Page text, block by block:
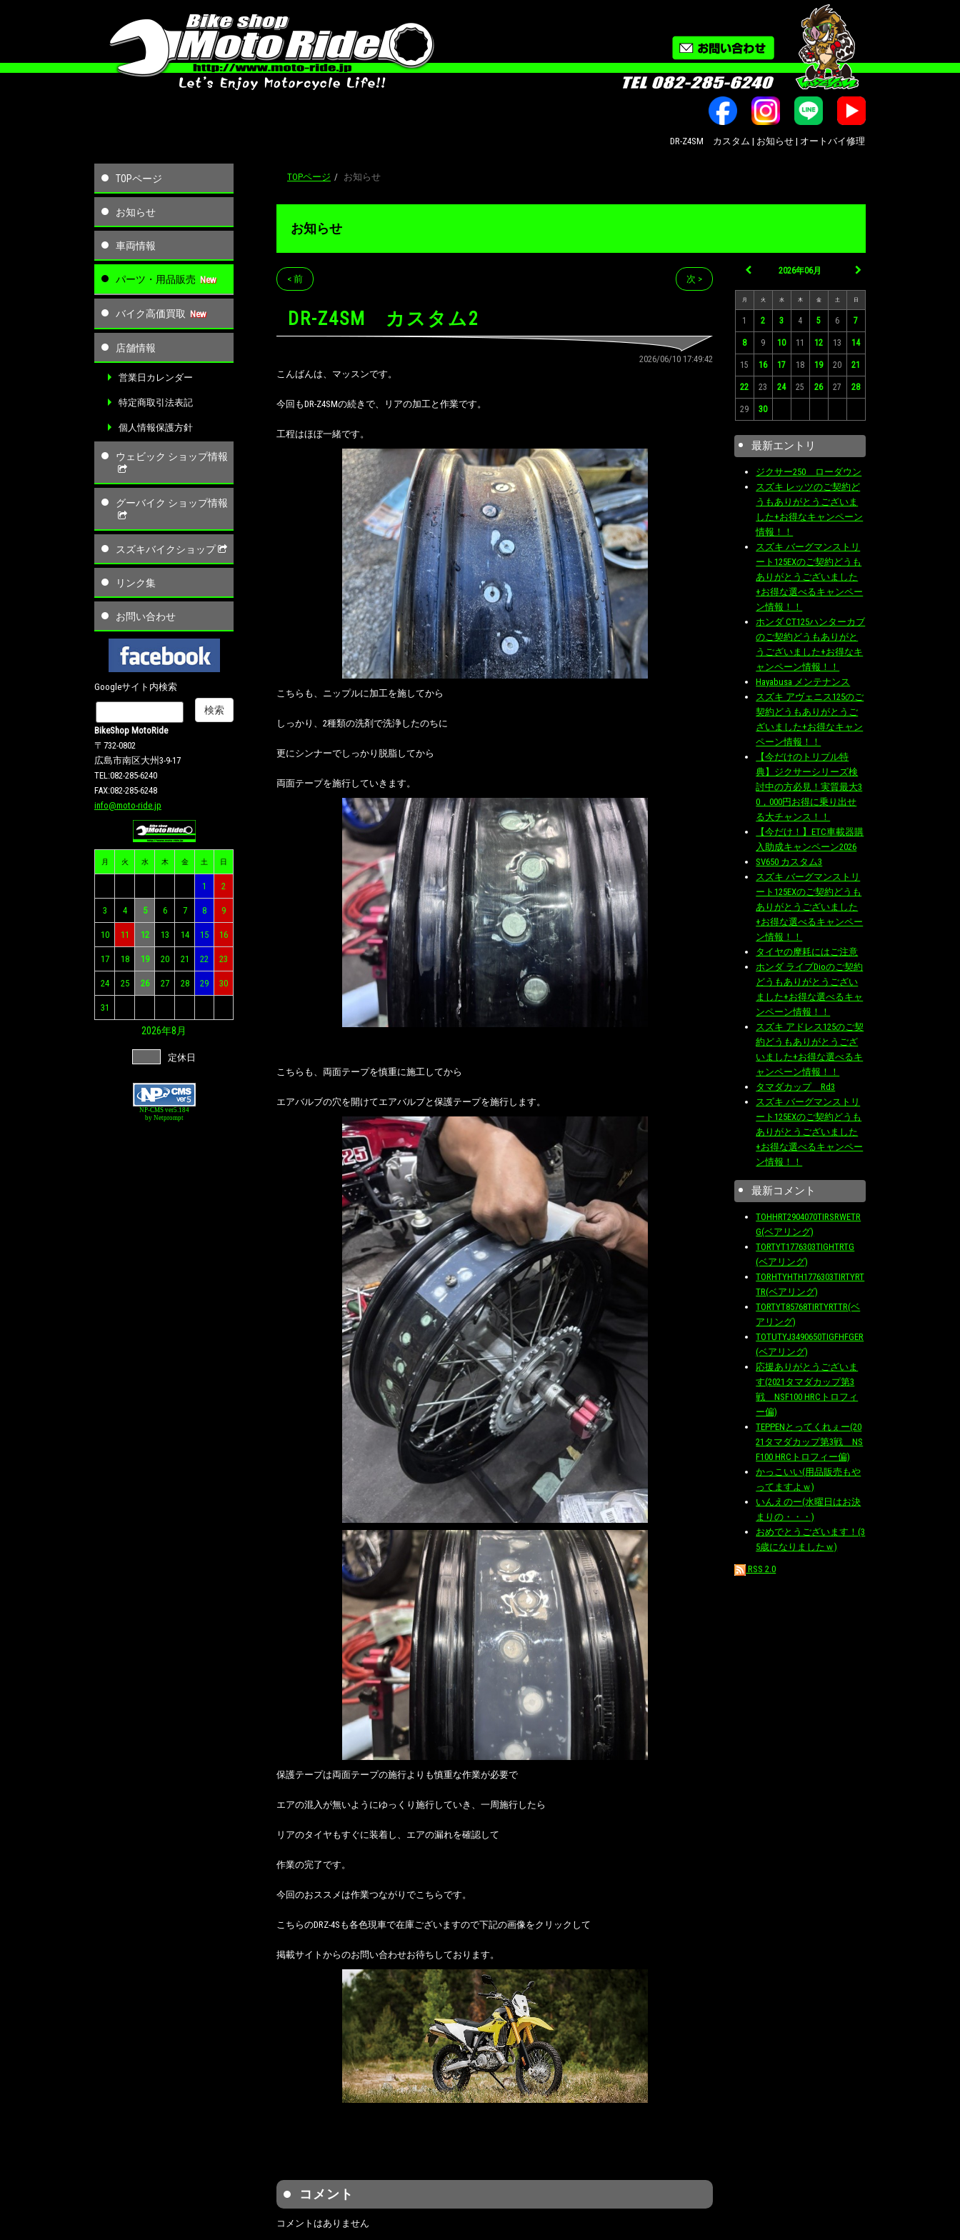
DR-Z4SM カスタム | お知らせ | オートバイ修理・カスタム・新車中古車販売｜
TOPページ
お知らせ
車両情報
パーツ・用品販売
バイク高価買取
店舗情報
営業日カレンダー
特定商取引法表記
個人情報保護方針
ウェビック ショップ情報
グーバイク ショップ情報
スズキバイクショップ
リンク集
お問い合わせ
Googleサイト内検索
BikeShop MotoRide
〒732-0802
広島市南区大州3-9-17
TEL:082-285-6240
FAX:082-285-6248
info@moto-ride.jp
月 火 水 木 金 土 日
1 2
3 4 5 6 7 8 9
10 11 12 13 14 15 16
17 18 19 20 21 22 23
24 25 26 27 28 29 30
31
2026年8月
定休日
NP-CMS ver5.184
by Netprompt
TOPページ お知らせ
お知らせ
< 前 次 >
DR-Z4SM カスタム2
2026/06/10 17:49:42
こんばんは、マッスンです。
今回もDR-Z4SMの続きで、リアの加工と作業です。
工程はほぼ一緒です。
こちらも、ニップルに加工を施してから
しっかり、2種類の洗剤で洗浄したのちに
更にシンナーでしっかり脱脂してから
両面テープを施行していきます。
こちらも、両面テープを慎重に施工してから
エアバルブの穴を開けてエアバルブと保護テープを施行します。
保護テープは両面テープの施行よりも慎重な作業が必要で
エアの混入が無いようにゆっくり施行していき、一周施行したら
リアのタイヤもすぐに装着し、エアの漏れを確認して
作業の完了です。
今回のおススメは作業つながりでこちらです。
こちらのDRZ-4Sも各色現車で在庫ございますので下記の画像をクリックして
掲載サイトからのお問い合わせお待ちしております。
コメント
コメントはありません
2026年06月
月 火 水 木 金 土 日
1 2 3 4 5 6 7
8 9 10 11 12 13 14
15 16 17 18 19 20 21
22 23 24 25 26 27 28
29 30
最新エントリ
ジクサー250 ローダウン
スズキ レッツのご契約ど
うもありがとうございま
した+お得なキャンペーン
情報！！
スズキ バーグマンストリ
ート125EXのご契約どうも
ありがとうございました
+お得な選べるキャンペー
ン情報！！
ホンダ CT125ハンターカブ
のご契約どうもありがと
うございました+お得なキ
ャンペーン情報！！
Hayabusa メンテナンス
スズキ アヴェニス125のご
契約どうもありがとうご
ざいました+お得なキャン
ペーン情報！！
【今だけのトリプル特
典】ジクサーシリーズ検
討中の方必見！実質最大3
0，000円お得に乗り出せ
る大チャンス！！
【今だけ！】ETC車載器購
入助成キャンペーン2026
SV650 カスタム3
スズキ バーグマンストリ
ート125EXのご契約どうも
ありがとうございました
+お得な選べるキャンペー
ン情報！！
タイヤの摩耗にはご注意
ホンダ ライブDioのご契約
どうもありがとうござい
ました+お得な選べるキャ
ンペーン情報！！
スズキ アドレス125のご契
約どうもありがとうござ
いました+お得な選べるキ
ャンペーン情報！！
タマダカップ Rd3
スズキ バーグマンストリ
ート125EXのご契約どうも
ありがとうございました
+お得な選べるキャンペー
ン情報！！
最新コメント
TOHHRT2904070TIRSRWETR
G(ベアリング)
TORTYT1776303TIGHTRTG
(ベアリング)
TORHTYHTH1776303TIRTYRT
TR(ベアリング)
TORTYT85768TIRTYRTTR(ベ
アリング)
TOTUTYJ3490650TIGFHFGER
(ベアリング)
応援ありがとうございま
す(2021タマダカップ第3
戦 NSF100 HRCトロフィ
ー偏)
TEPPENとってくれぇー(20
21タマダカップ第3戦 NS
F100 HRCトロフィー偏)
かっこいい(用品販売もや
ってますよｗ)
いんえのー(水曜日はお決
まりの・・・)
おめでとうございます！(3
5歳になりましたｗ)
RSS 2.0